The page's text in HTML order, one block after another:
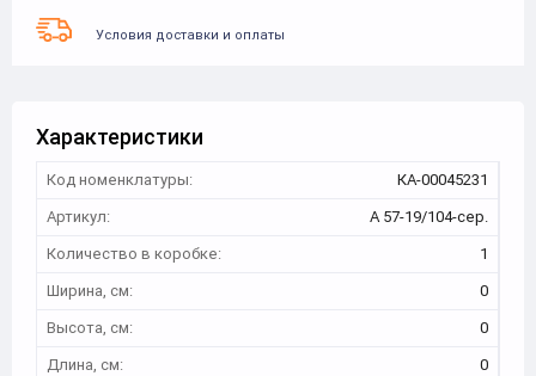
Условия доставки и оплаты
Характеристики
Код номенклатуры:
КА-00045231
Артикул:
А 57-19/104-сер.
Количество в коробке:
1
Ширина, см:
0
Высота, см:
0
Длина, см:
0